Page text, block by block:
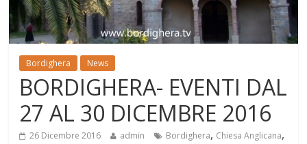
Bordighera News
BORDIGHERA- EVENTI DAL
27 AL 30 DICEMBRE 2016
26 Dicembre 2016 admin Bordighera, Chiesa Anglicana,